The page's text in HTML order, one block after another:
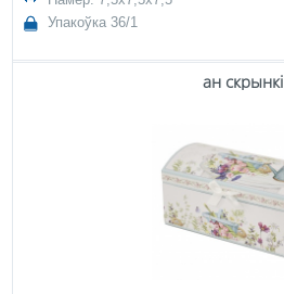
Упакоўка 36/1
ан скрынкі